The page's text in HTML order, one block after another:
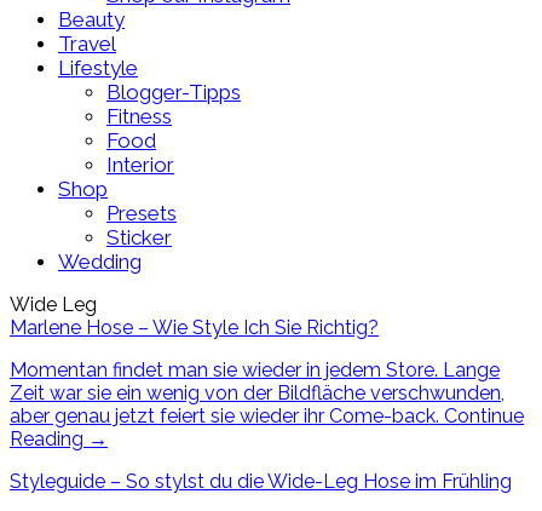
Beauty
Travel
Lifestyle
Blogger-Tipps
Fitness
Food
Interior
Shop
Presets
Sticker
Wedding
Wide Leg
Marlene Hose – Wie Style Ich Sie Richtig?
Momentan findet man sie wieder in jedem Store. Lange
Zeit war sie ein wenig von der Bildfläche verschwunden,
aber genau jetzt feiert sie wieder ihr Come-back. Continue
Reading →
Styleguide – So stylst du die Wide-Leg Hose im Frühling